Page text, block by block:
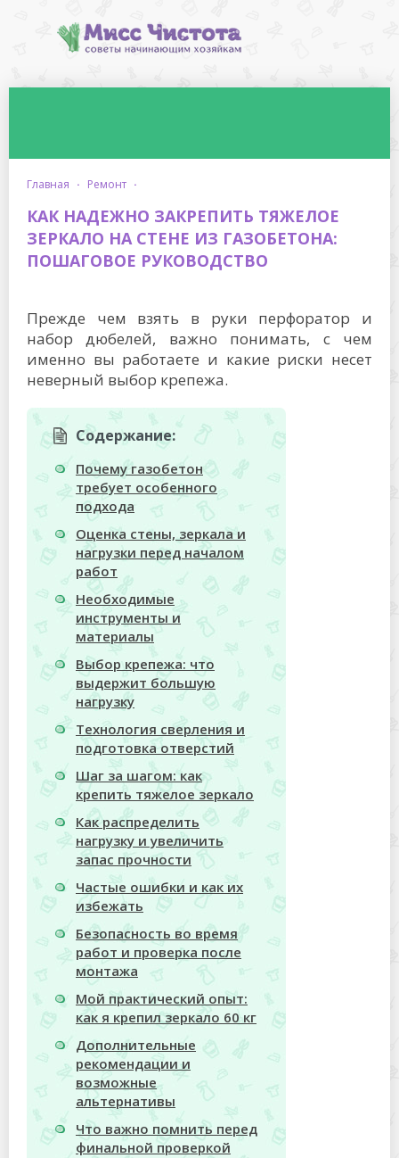
главная · ремонт ·
КАК НАДЕЖНО ЗАКРЕПИТЬ ТЯЖЕЛОЕ
ЗЕРКАЛО НА СТЕНЕ ИЗ ГАЗОБЕТОНА:
ПОШАГОВОЕ РУКОВОДСТВО
Прежде чем взять в руки перфоратор и
набор дюбелей, важно понимать, с чем
именно вы работаете и какие риски несет
неверный выбор крепежа.
Содержание:
Почему газобетон
требует особенного
подхода
Оценка стены, зеркала и
нагрузки перед началом
работ
Необходимые
инструменты и
материалы
Выбор крепежа: что
выдержит большую
нагрузку
Технология сверления и
подготовка отверстий
Шаг за шагом: как
крепить тяжелое зеркало
Как распределить
нагрузку и увеличить
запас прочности
Частые ошибки и как их
избежать
Безопасность во время
работ и проверка после
монтажа
Мой практический опыт:
как я крепил зеркало 60 кг
Дополнительные
рекомендации и
возможные
альтернативы
Что важно помнить перед
финальной проверкой